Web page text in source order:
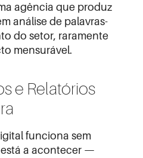
agência que produz
análise de palavras-
do setor, raramente
mensurável.
e Relatórios
funciona sem
a acontecer —